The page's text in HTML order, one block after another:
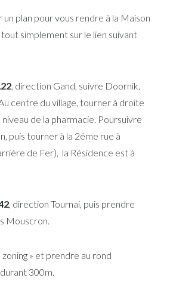
plan pour vous rendre à la Maison
simplement sur le lien suivant
, direction Gand, suivre Doornik.
centre du village, tourner à droite
de la pharmacie. Poursuivre
puis tourner à la 2éme rue à
de Fer), la Résidence est à
, direction Tournai, puis prendre
Mouscron.
» et prendre au rond
300m.